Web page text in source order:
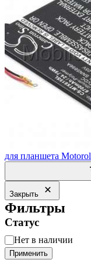
для планшета
Закрыть
Фильтры
Статус
Статус
Нет в наличии
Применить